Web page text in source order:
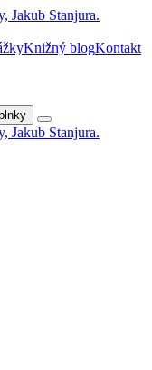
Knižný blogKontakt